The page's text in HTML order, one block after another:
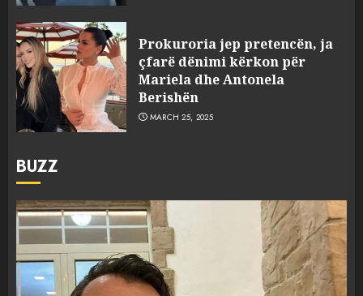
Prokuroria jep pretencën, ja
çfarë dënimi kërkon për
Mariela dhe Antonela
Berishën
MARCH 25, 2025
BUZZ